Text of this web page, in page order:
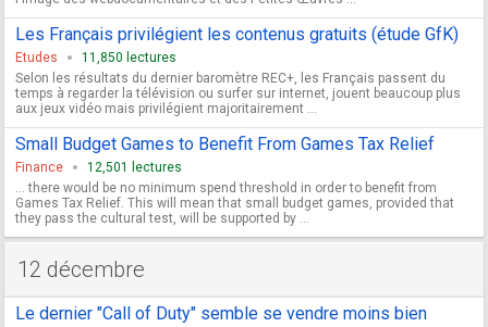
Les Français privilégient les contenus gratuits (étude GfK)
Etudes
11,850 lectures
Selon les résultats du dernier baromètre REC+, les Français passent du
temps à regarder la télévision ou surfer sur internet, jouent beaucoup plus
aux jeux vidéo mais privilégient majoritairement ...
Small Budget Games to Benefit From Games Tax Relief
Finance
12,501 lectures
... there would be no minimum spend threshold in order to benefit from
Games Tax Relief. This will mean that small budget games, provided that
they pass the cultural test, will be supported by ...
12 décembre
Le dernier "Call of Duty" semble se vendre moins bien